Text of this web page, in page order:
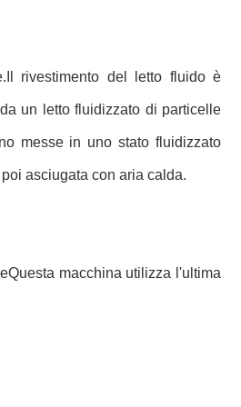
rivestimento del letto fluido è
un letto fluidizzato di particelle
messe in uno stato fluidizzato
asciugata con aria calda.
macchina utilizza l'ultima